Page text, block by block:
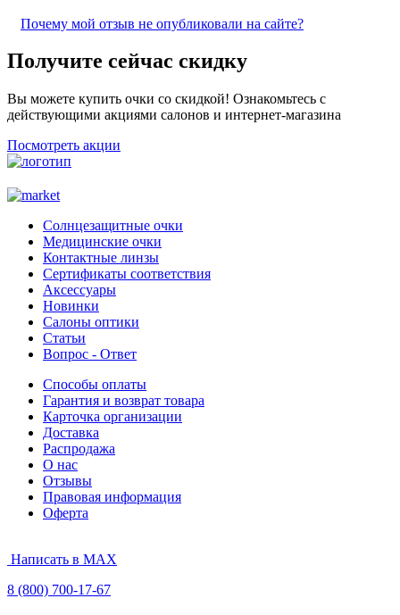
Почему мой отзыв не опубликовали на сайте?
Получите сейчас скидку
Вы можете купить очки со скидкой! Ознакомьтесь с
действующими акциями салонов и интернет-магазина
Посмотреть акции
Солнцезащитные очки
Медицинские очки
Контактные линзы
Сертификаты соответствия
Аксессуары
Новинки
Салоны оптики
Статьи
Вопрос - Ответ
Способы оплаты
Гарантия и возврат товара
Карточка организации
Доставка
Распродажа
О нас
Отзывы
Правовая информация
Оферта
Написать в MAX
8 (800) 700-17-67